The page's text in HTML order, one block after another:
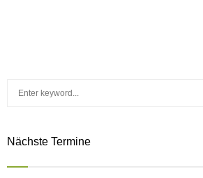
cNächste Termine